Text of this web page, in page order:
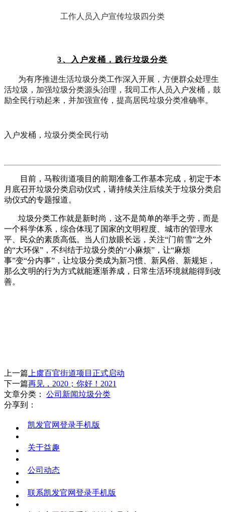
工作人员入户宣传垃圾四分类
3、入户发桶，践行垃圾分类
为有序推进生活垃圾分类工作深入开展，方便群众处理生
活垃圾，加强垃圾分类源头治理，我司工作人员入户发桶，鼓
励全民行动起来，并加强宣传，提高居民垃圾分类准确率。
入户发桶，垃圾分类全民行动
目前，马鞍街道项目的前期准备工作基本完成，初定于本
月底召开垃圾分类启动仪式，请持续关注后续关于垃圾分类启
动仪式的专题报道。
垃圾分类工作就是新时尚，这不是简单的举手之劳，而是
一个科学体系，综合体现了国家的文明程度、城市的管理水
平、民众的素质高低。当人们放眼长远，关注“门前雪”之外
的“大环保”，不纠结于垃圾分类的“小麻烦”，让“麻烦
事”变“分内事”，让垃圾分类成为新习惯、新风俗、新规矩，
那么文明的行为方式就能逐渐养成，日常生活环境就能得到改
善。
上一篇 上虞百官街道项目正式启动
下一篇再见，2020；你好！2021
文章分类：
公司新闻垃圾分类
分享到：
凯发官网登录手机版
关于益趣
公司动态
联系凯发官网登录手机版